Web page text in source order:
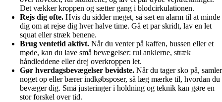
Det vækker kroppen og sætter gang i blodcirkulationen.
Rejs dig ofte. Hvis du sidder meget, så sæt en alarm til at minde
dig om at rejse dig hver halve time. Gå et par skridt, lav en let
squat eller stræk benene.
Brug ventetid aktivt. Når du venter på kaffen, bussen eller et
møde, kan du lave små bevægelser: rul anklerne, stræk
håndleddene eller drej overkroppen let.
Gør hverdagsbevægelser bevidste. Når du tager sko på, samler
noget op eller bærer indkøbsposer, så læg mærke til, hvordan du
bevæger dig. Små justeringer i holdning og teknik kan gøre en
stor forskel over tid.